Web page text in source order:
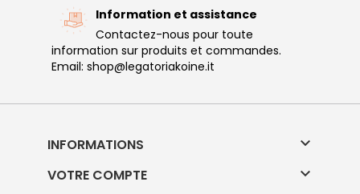
Information et assistance
Contactez-nous pour toute
information sur produits et commandes.
Email: shop@legatoriakoine.it
INFORMATIONS 
VOTRE COMPTE 